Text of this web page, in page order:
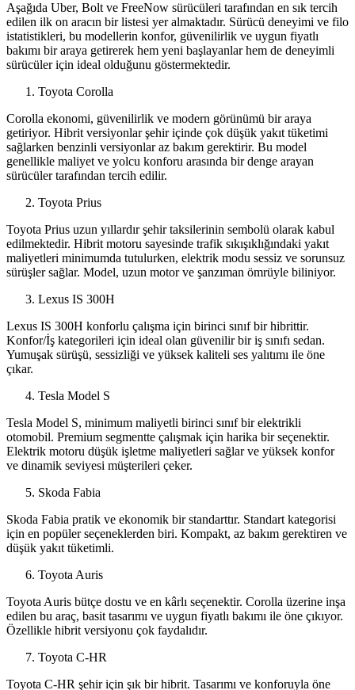
Aşağıda Uber, Bolt ve FreeNow sürücüleri tarafından en sık tercih
edilen ilk on aracın bir listesi yer almaktadır. Sürücü deneyimi ve filo
istatistikleri, bu modellerin konfor, güvenilirlik ve uygun fiyatlı
bakımı bir araya getirerek hem yeni başlayanlar hem de deneyimli
sürücüler için ideal olduğunu göstermektedir.
Toyota Corolla
Corolla ekonomi, güvenilirlik ve modern görünümü bir araya
getiriyor. Hibrit versiyonlar şehir içinde çok düşük yakıt tüketimi
sağlarken benzinli versiyonlar az bakım gerektirir. Bu model
genellikle maliyet ve yolcu konforu arasında bir denge arayan
sürücüler tarafından tercih edilir.
Toyota Prius
Toyota Prius uzun yıllardır şehir taksilerinin sembolü olarak kabul
edilmektedir. Hibrit motoru sayesinde trafik sıkışıklığındaki yakıt
maliyetleri minimumda tutulurken, elektrik modu sessiz ve sorunsuz
sürüşler sağlar. Model, uzun motor ve şanzıman ömrüyle biliniyor.
Lexus IS 300H
Lexus IS 300H konforlu çalışma için birinci sınıf bir hibrittir.
Konfor/İş kategorileri için ideal olan güvenilir bir iş sınıfı sedan.
Yumuşak sürüşü, sessizliği ve yüksek kaliteli ses yalıtımı ile öne
çıkar.
Tesla Model S
Tesla Model S, minimum maliyetli birinci sınıf bir elektrikli
otomobil. Premium segmentte çalışmak için harika bir seçenektir.
Elektrik motoru düşük işletme maliyetleri sağlar ve yüksek konfor
ve dinamik seviyesi müşterileri çeker.
Skoda Fabia
Skoda Fabia pratik ve ekonomik bir standarttır. Standart kategorisi
için en popüler seçeneklerden biri. Kompakt, az bakım gerektiren ve
düşük yakıt tüketimli.
Toyota Auris
Toyota Auris bütçe dostu ve en kârlı seçenektir. Corolla üzerine inşa
edilen bu araç, basit tasarımı ve uygun fiyatlı bakımı ile öne çıkıyor.
Özellikle hibrit versiyonu çok faydalıdır.
Toyota C-HR
Toyota C-HR şehir için şık bir hibrit. Tasarımı ve konforuyla öne